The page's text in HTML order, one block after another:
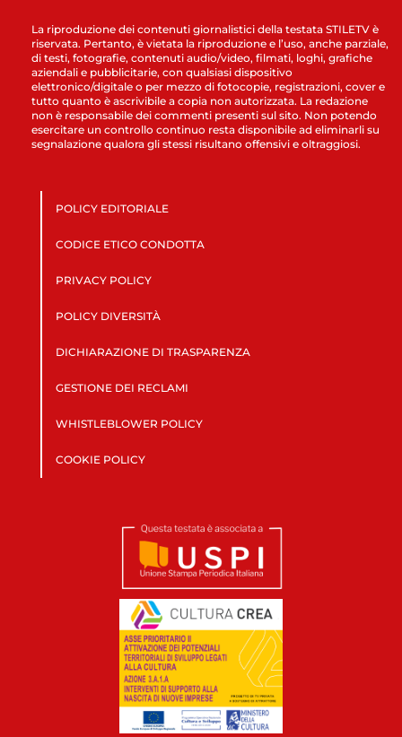
La riproduzione dei contenuti giornalistici della testata STILETV è
riservata. Pertanto, è vietata la riproduzione e l’uso, anche parziale,
di testi, fotografie, contenuti audio/video, filmati, loghi, grafiche
aziendali e pubblicitarie, con qualsiasi dispositivo
elettronico/digitale o per mezzo di fotocopie, registrazioni, cover e
tutto quanto è ascrivibile a copia non autorizzata. La redazione
non è responsabile dei commenti presenti sul sito. Non potendo
esercitare un controllo continuo resta disponibile ad eliminarli su
segnalazione qualora gli stessi risultano offensivi e oltraggiosi.
POLICY EDITORIALE
CODICE ETICO CONDOTTA
PRIVACY POLICY
POLICY DIVERSITÀ
DICHIARAZIONE DI TRASPARENZA
GESTIONE DEI RECLAMI
WHISTLEBLOWER POLICY
COOKIE POLICY